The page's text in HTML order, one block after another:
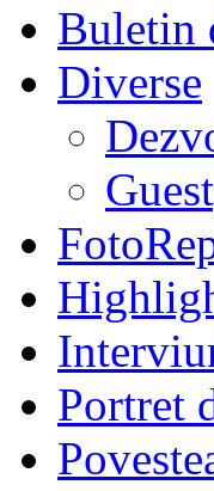
Buletin
Diverse
Portret